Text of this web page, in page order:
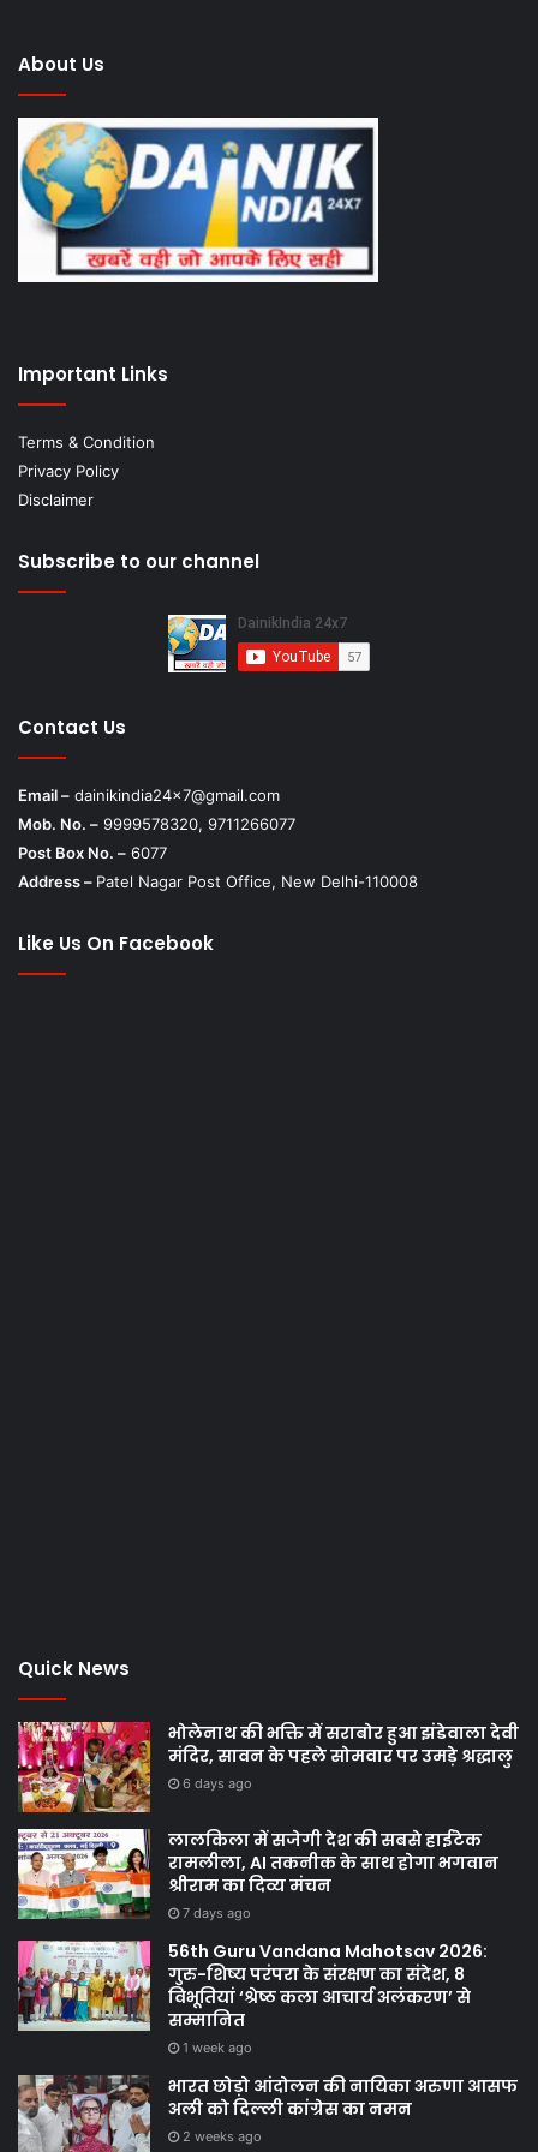
About Us
Important Links
Terms & Condition
Privacy Policy
Disclaimer
Subscribe to our channel
Contact Us
Email – dainikindia24x7@gmail.com
Mob. No. – 9999578320, 9711266077
Post Box No. – 6077
Address – Patel Nagar Post Office, New Delhi-110008
Like Us On Facebook
Quick News
भोलेनाथ की भक्ति में सराबोर हुआ झंडेवाला देवी
मंदिर, सावन के पहले सोमवार पर उमड़े श्रद्धालु
6 days ago
लालकिला में सजेगी देश की सबसे हाईटेक
रामलीला, AI तकनीक के साथ होगा भगवान
श्रीराम का दिव्य मंचन
7 days ago
56th Guru Vandana Mahotsav 2026:
गुरु-शिष्य परंपरा के संरक्षण का संदेश, 8
विभूतियां ‘श्रेष्ठ कला आचार्य अलंकरण’ से
सम्मानित
1 week ago
भारत छोड़ो आंदोलन की नायिका अरुणा आसफ
अली को दिल्ली कांग्रेस का नमन
2 weeks ago